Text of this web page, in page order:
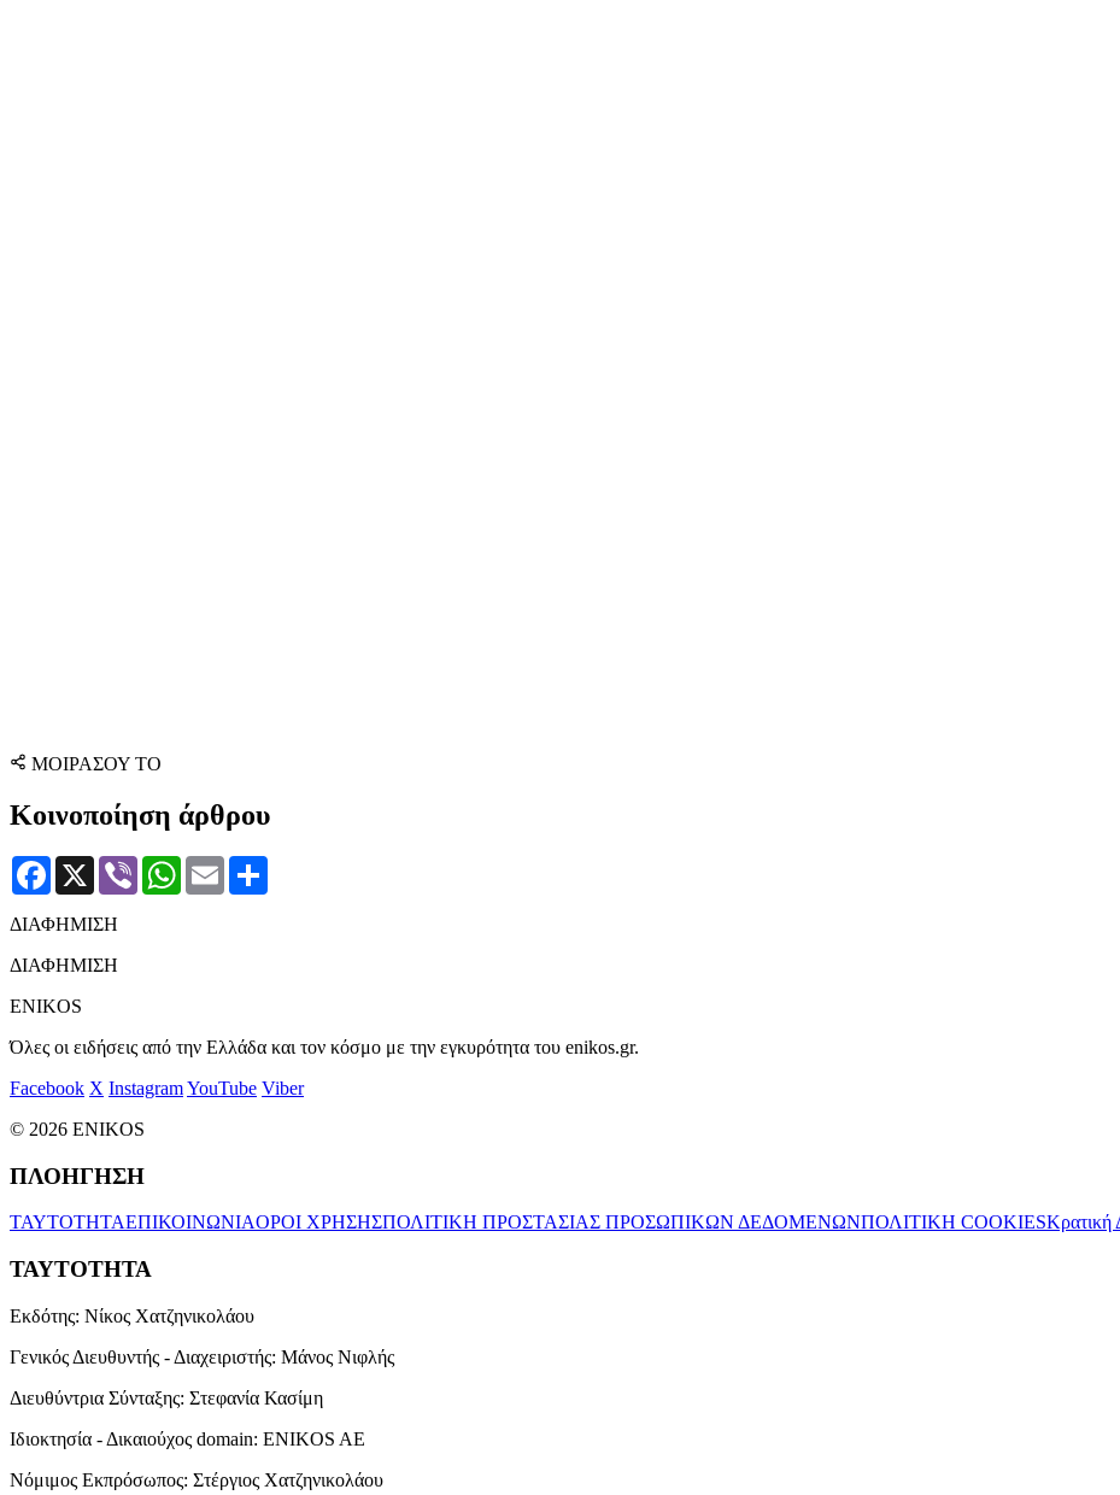
ΜΟΙΡΑΣΟΥ ΤΟ
Κοινοποίηση άρθρου
Facebook
X Viber WhatsApp
Email
ΔΙΑΦΗΜΙΣΗ
ΔΙΑΦΗΜΙΣΗ
ENIKOS
Όλες οι ειδήσεις από την Ελλάδα και τον κόσμο με την εγκυρότητα του enikos.gr.
Facebook X InstagramYouTube Viber
© 2026 ENIKOS
ΠΛΟΗΓΗΣΗ
ΤΑΥΤΟΤΗΤΑΕΠΙΚΟΙΝΩΝΙΑΟΡΟΙ ΧΡΗΣΗΣΠΟΛΙΤΙΚΗ ΠΡΟΣΤΑΣΙΑΣ ΠΡΟΣΩΠΙΚΩΝ ΔΕΔΟΜΕΝΩΝΠΟΛΙΤΙΚΗ COOKIESΚρατική
ΤΑΥΤΟΤΗΤΑ
Εκδότης: Νίκος Χατζηνικολάου
Γενικός Διευθυντής - Διαχειριστής: Μάνος Νιφλής
Διευθύντρια Σύνταξης: Στεφανία Κασίμη
Ιδιοκτησία - Δικαιούχος domain: ENIKOS AE
Νόμιμος Εκπρόσωπος: Στέργιος Χατζηνικολάου